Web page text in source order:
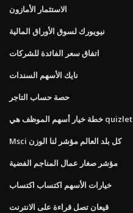
الاستثمار الأمازون
نيويورك لسوق الأوراق المالية
اتفاق سعر الفائدة للشركات
نايك الأسهم السندات
حصة حساب التاجر
خطة خيار أسهم الموظف هي quizlet
Msci كل بلد العالم مؤشر لنا الوزن
مؤشر صغار عمال المناجم الفضية
خيارات الأسهم اكتساب اكتساب
قيعان تصل قراءة على الانترنت